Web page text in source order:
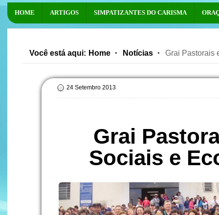
HOME ARTIGOS SIMPATIZANTES DO CARISMA
Você está aqui: Home Notícias Grai Pastorais
24 Setembro 2013
Grai
Sociais e